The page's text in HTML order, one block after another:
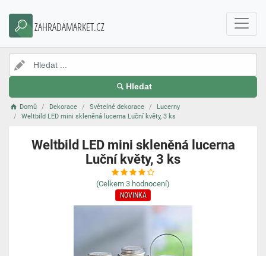
ZAHRADAMARKET.CZ
Hledat
Domů Dekorace Světelné dekorace
Lucerny
Weltbild LED mini skleněná lucerna Luční květy, 3 ks
Weltbild LED mini skleněná lucerna
Luční květy, 3 ks
(Celkem 3 hodnocení)
NOVINKA